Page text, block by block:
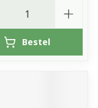
Bestel